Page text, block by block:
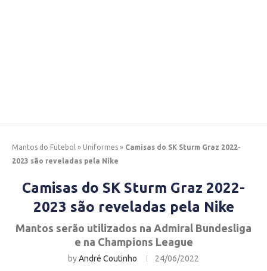
Mantos do Futebol » Uniformes » Camisas do SK Sturm Graz 2022-
2023 são reveladas pela Nike
Camisas do SK Sturm Graz 2022-
2023 são reveladas pela Nike
Mantos serão utilizados na Admiral Bundesliga
e na Champions League
byAndré Coutinho 24/06/2022